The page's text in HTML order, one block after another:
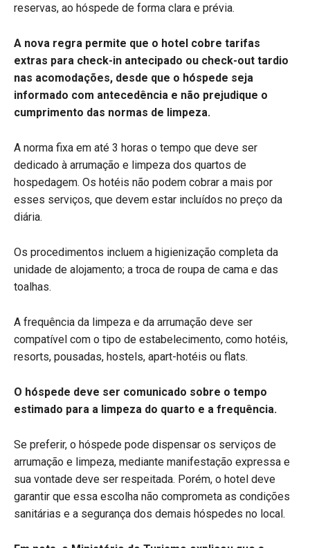
reservas, ao hóspede de forma clara e prévia.
A nova regra permite que o hotel cobre tarifas
extras para check-in antecipado ou check-out tardio
nas acomodações, desde que o hóspede seja
informado com antecedência e não prejudique o
cumprimento das normas de limpeza.
A norma fixa em até 3 horas o tempo que deve ser
dedicado à arrumação e limpeza dos quartos de
hospedagem. Os hotéis não podem cobrar a mais por
esses serviços, que devem estar incluídos no preço da
diária.
Os procedimentos incluem a higienização completa da
unidade de alojamento; a troca de roupa de cama e das
toalhas.
A frequência da limpeza e da arrumação deve ser
compatível com o tipo de estabelecimento, como hotéis,
resorts, pousadas, hostels, apart-hotéis ou flats.
O hóspede deve ser comunicado sobre o tempo
estimado para a limpeza do quarto e a frequência.
Se preferir, o hóspede pode dispensar os serviços de
arrumação e limpeza, mediante manifestação expressa e
sua vontade deve ser respeitada. Porém, o hotel deve
garantir que essa escolha não comprometa as condições
sanitárias e a segurança dos demais hóspedes no local.